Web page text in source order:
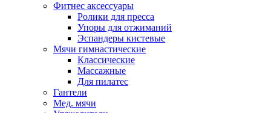
Фитнес аксессуары
Ролики для пресса
Упоры для отжиманий
Эспандеры кистевые
Мячи гимнастические
Классические
Массажные
Для пилатес
Гантели
Мед. мячи